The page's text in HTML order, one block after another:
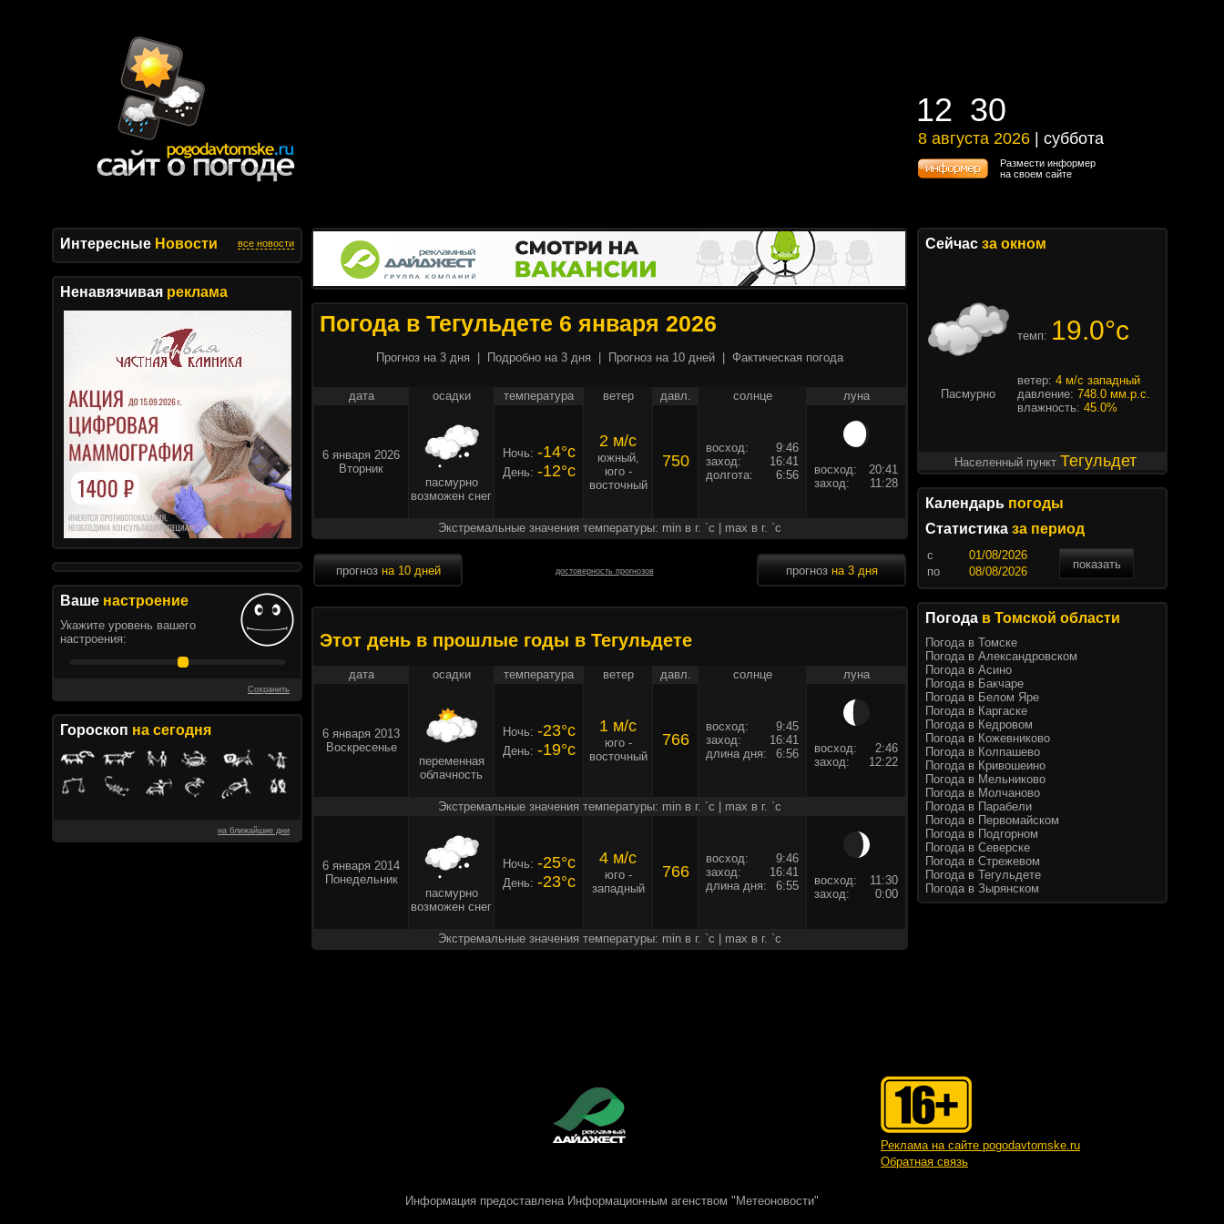
12 30
12 30
8 августа 2026 | суббота
8 августа 2026 | суббота
Размести информер
на своем сайте
Интересные Новости все новости
Ненавязчивая реклама
Ваше настроение
Укажите уровень вашего
настроения:
Сохранить
Гороскоп на сегодня
на ближайшие дни
Погода в Тегульдете 6 января 2026
Прогноз на 3 дня Подробно на 3 дня Прогноз на 10 дней Фактическая погода
дата осадки температура ветер давл. солнце луна
6 января 2026
Вторник
пасмурно
возможен снег
Ночь: -14°c
День: -12°c
2 м/c
южный,
юго -
восточный
750
восход:
9:46
заход:
16:41
долгота:
6:56 восход:
20:41
заход:
11:28
Экстремальные значения температуры: min в г. `c | max в г. `c
прогноз на 10 дней достоверность прогнозов прогноз на 3 дня
Этот день в прошлые годы в Тегульдете
дата осадки температура ветер давл. солнце луна
6 января 2013
Воскресенье
переменная
облачность
Ночь: -23°c
День: -19°c
1 м/c
юго -
восточный
766
восход:
9:45
заход:
16:41
длина дня:
6:56 восход:
2:46
заход:
12:22
Экстремальные значения температуры: min в г. `c | max в г. `c
6 января 2014
Понедельник
пасмурно
возможен снег
Ночь: -25°c
День: -23°c
4 м/c
юго -
западный
766
восход:
9:46
заход:
16:41
длина дня:
6:55 восход:
11:30
заход:
0:00
Экстремальные значения температуры: min в г. `c | max в г. `c
Сейчас за окном
темп: 19.0°c
Пасмурно
ветер: 4 м/с западный
давление: 748.0 мм.р.с.
влажность: 45.0%
Населенный пункт Тегульдет
Календарь погоды
Статистика за период
c
показать
по
Погода в Томской области
Погода в Томске
Погода в Александровском
Погода в Асино
Погода в Бакчаре
Погода в Белом Яре
Погода в Каргаске
Погода в Кедровом
Погода в Кожевниково
Погода в Колпашево
Погода в Кривошеино
Погода в Мельниково
Погода в Молчаново
Погода в Парабели
Погода в Первомайском
Погода в Подгорном
Погода в Северске
Погода в Стрежевом
Погода в Тегульдете
Погода в Зырянском
Реклама на сайте pogodavtomske.ru
Обратная связь
Информация предоставлена Информационным агенством "Метеоновости"